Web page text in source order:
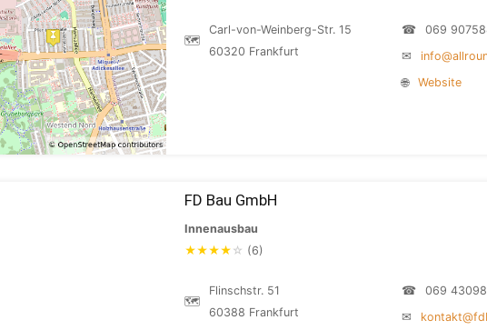
🗺
Carl-von-Weinberg-Str. 15
60320 Frankfurt
☎
069
✉
🌐
Website
FD Bau GmbH
Innenausbau
★★★★ ☆ (6)
🗺
Flinschstr. 51
60388 Frankfurt
☎
069
✉